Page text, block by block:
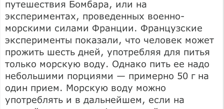
путешествия Бомбара, или на
экспериментах, проведенных военно-
морскими силами Франции. Французские
эксперименты показали, что человек может
прожить шесть дней, употребляя для питья
только морскую воду. Однако пить ее надо
небольшими порциями — примерно 50 г на
один прием. Морскую воду можно
употреблять и в дальнейшем, если на